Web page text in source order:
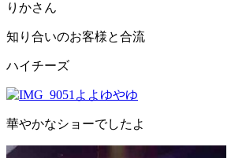
りかさん
知り合いのお客様と合流
ハイチーズ
華やかなショーでしたよ